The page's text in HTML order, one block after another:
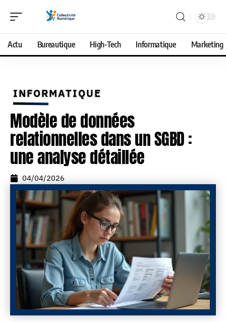
Actu Bureautique High-Tech Informatique Marketing
INFORMATIQUE
Modèle de données
relationnelles dans un SGBD :
une analyse détaillée
04/04/2026